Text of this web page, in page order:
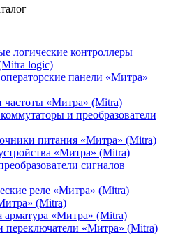
логические контроллеры
logic)
панели «Митра»
частоты «Митра» (Mitra)
и преобразователи
питания «Митра» (Mitra)
«Митра» (Mitra)
сигналов
реле «Митра» (Mitra)
(Mitra)
арматура «Митра» (Mitra)
«Митра» (Mitra)